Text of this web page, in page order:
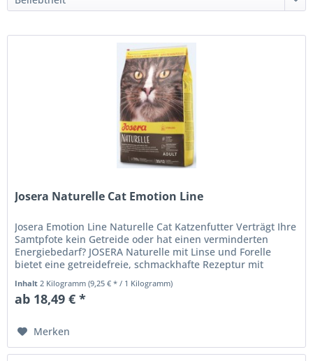
Josera Naturelle Cat Emotion Line
Josera Emotion Line Naturelle Cat Katzenfutter Verträgt Ihre
Samtpfote kein Getreide oder hat einen verminderten
Energiebedarf? JOSERA Naturelle mit Linse und Forelle
bietet eine getreidefreie, schmackhafte Rezeptur mit
moderatem...
Inhalt2 Kilogramm(9,25 € * / 1 Kilogramm)
ab 18,49 € *
Merken